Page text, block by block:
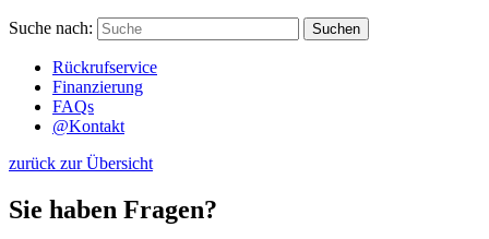
Suche nach: Suchen
Rückrufservice
Finanzierung
FAQs
@Kontakt
zurück zur Übersicht
Sie haben Fragen?